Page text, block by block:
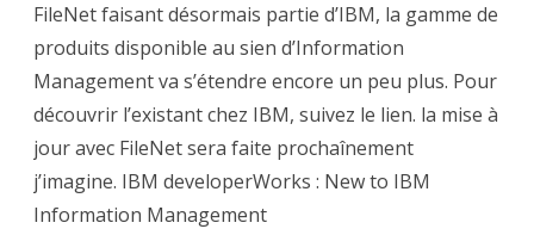
:
le
catalogue
FileNet faisant désormais partie d’IBM, la gamme de
produits disponible au sien d’Information
Management va s’étendre encore un peu plus. Pour
découvrir l’existant chez IBM, suivez le lien. la mise à
jour avec FileNet sera faite prochaînement
j’imagine. IBM developerWorks : New to IBM
Information Management